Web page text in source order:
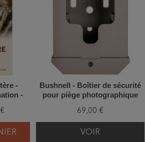
-
-
Bushnell - Boîtier de sécurité
pour piège photographique
69,00 €
VOIR